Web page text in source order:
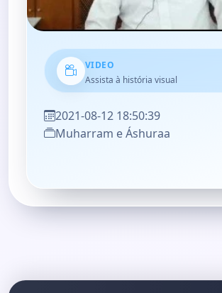
VIDEO
Assista à história visual
2021-08-12 18:50:39
Muharram e Áshuraa